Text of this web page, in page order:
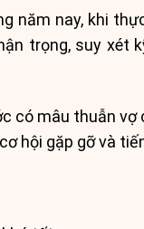
năm nay, khi
trọng, suy xét
có mâu thuẫn vợ
hội gặp gỡ và